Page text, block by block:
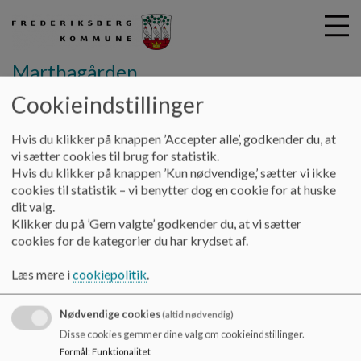
i
Marthagården
Åbningstider og lukkedage
Åbningstider og lukkedage
Åbningstider:
Fredag: 7.30 - 16.30
Lukkedage 2025:
Den 14. til den 16. april (de tre dage før påske) - mulighed for
nødpasning
Cookieindstillinger
Hvis du klikker på knappen ’Accepter alle’, godkender du, at
vi sætter cookies til brug for statistik.
Hvis du klikker på knappen ’Kun nødvendige,’ sætter vi ikke
cookies til statistik – vi benytter dog en cookie for at huske
dit valg.
Klikker du på ’Gem valgte’ godkender du, at vi sætter
cookies for de kategorier du har krydset af.
Læs mere icookiepolitik.
Nødvendige cookies(altid nødvendig)
Disse cookies gemmer dine valg om cookieindstillinger.
Formål: Funktionalitet